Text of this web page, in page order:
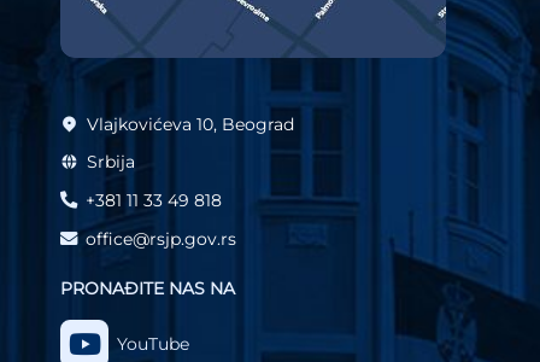
Vlajkovićeva 10, Beograd
Srbija
+381 11 33 49 818
office@rsjp.gov.rs
PRONAĐITE NAS NA
YouTube